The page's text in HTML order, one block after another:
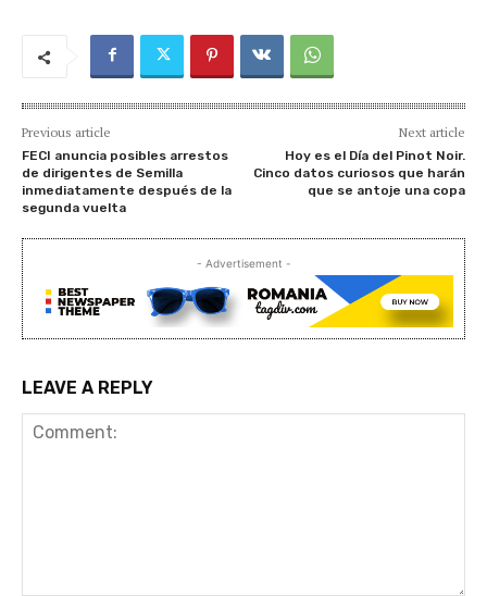
Previous article
FECI anuncia posibles arrestos
de dirigentes de Semilla
inmediatamente después de la
segunda vuelta
Next article
Hoy es el Día del Pinot Noir.
Cinco datos curiosos que harán
que se antoje una copa
- Advertisement -
LEAVE A REPLY